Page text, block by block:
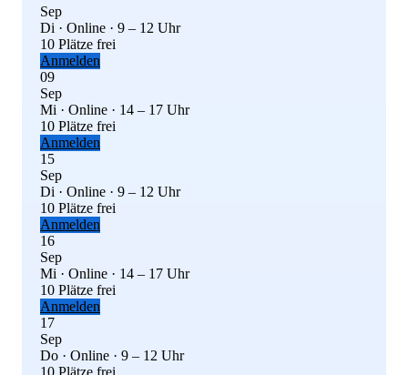
Sep
Di · Online · 9 – 12 Uhr
10 Plätze frei
Anmelden
09
Sep
Mi · Online · 14 – 17 Uhr
10 Plätze frei
Anmelden
15
Sep
Di · Online · 9 – 12 Uhr
10 Plätze frei
Anmelden
16
Sep
Mi · Online · 14 – 17 Uhr
10 Plätze frei
Anmelden
17
Sep
Do · Online · 9 – 12 Uhr
10 Plätze frei